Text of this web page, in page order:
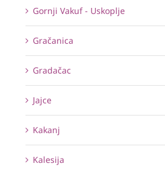
Gornji Vakuf - Uskoplje
Gračanica
Gradačac
Jajce
Kakanj
Kalesija